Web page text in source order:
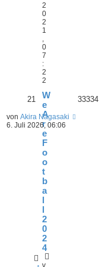
2
0
2
1
0
7
:
2
2
W
e
A
r
e
F
o
o
t
b
a
2
0
2
4
v
21 33334
von Akira Nagasaki
6. Juli 2026, 06:06